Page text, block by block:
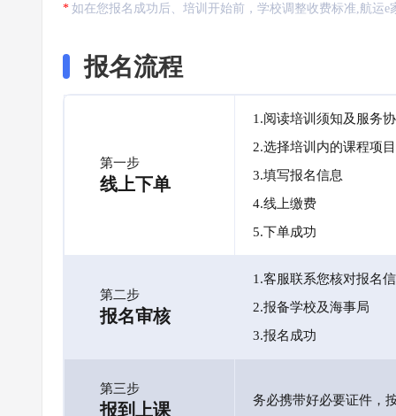
如在您报名成功后、培训开始前，学校调整收费标准,航运
报名流程
第一步
线上下单
1.阅读培训须知及服务
2.选择培训内的课程项目
3.填写报名信息
4.线上缴费
5.下单成功
第二步
报名审核
1.客服联系您核对报名
2.报备学校及海事局
3.报名成功
第三步
报到上课 务必携带好必要证件，